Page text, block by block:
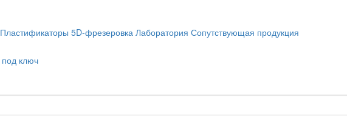
Пластификаторы 5D-фрезеровка Лаборатория Сопутствующая продукция